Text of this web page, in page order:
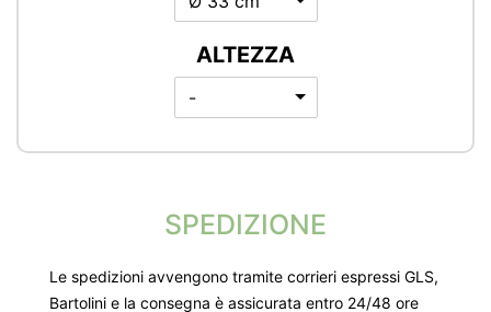
ALTEZZA
-
SPEDIZIONE
Le spedizioni avvengono tramite corrieri espressi GLS,
Bartolini e la consegna è assicurata entro 24/48 ore